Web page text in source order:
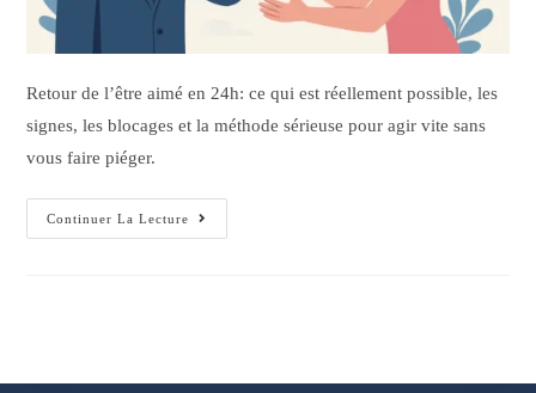
Retour de l’être aimé en 24h: ce qui est réellement possible, les
signes, les blocages et la méthode sérieuse pour agir vite sans
vous faire piéger.
Continuer La Lecture